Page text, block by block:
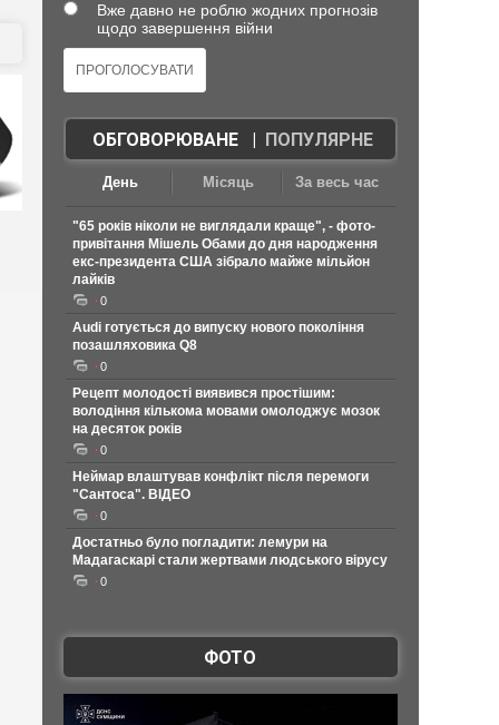
Вже давно не роблю жодних прогнозів
щодо завершення війни
ОБГОВОРЮВАНЕ| ПОПУЛЯРНЕ
День Місяць За весь час
"65 років ніколи не виглядали краще", - фото-
привітання Мішель Обами до дня народження
екс-президента США зібрало майже мільйон
лайків
0
Audi готується до випуску нового покоління
позашляховика Q8
0
Рецепт молодості виявився простішим:
володіння кількома мовами омолоджує мозок
на десяток років
0
Неймар влаштував конфлікт після перемоги
"Сантоса". ВІДЕО
0
Достатньо було погладити: лемури на
Мадагаскарі стали жертвами людського вірусу
0
ФОТО